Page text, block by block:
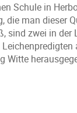
Schule in
die man
sind zwei in
Witte